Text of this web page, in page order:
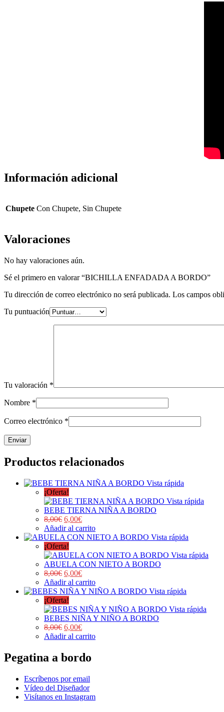
Información adicional
Chupete Con Chupete, Sin Chupete
Valoraciones
No hay valoraciones aún.
Sé el primero en valorar “BICHILLA ENFADADA A BORDO”
Tu dirección de correo electrónico no será publicada. Los campos
Tu puntuación
Tu valoración *
Nombre *
Correo electrónico *
Productos relacionados
Vista rápida
¡Oferta!
Vista rápida
BEBE TIERNA NIÑA A BORDO
8,00€ 6,00€
Añadir al carrito
Vista rápida
¡Oferta!
Vista rápida
ABUELA CON NIETO A BORDO
8,00€ 6,00€
Añadir al carrito
Vista rápida
¡Oferta!
Vista rápida
BEBES NIÑA Y NIÑO A BORDO
8,00€ 6,00€
Añadir al carrito
Pegatina a bordo
Escríbenos por email
Vídeo del Diseñador
Visítanos en Instagram